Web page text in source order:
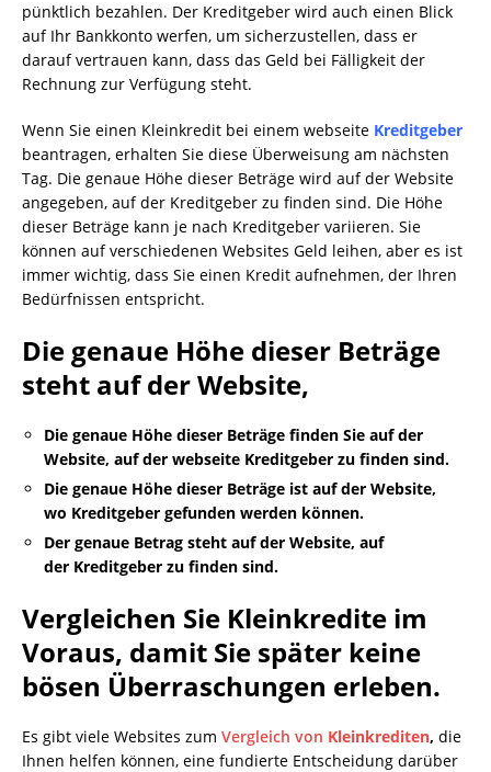
pünktlich bezahlen. Der Kreditgeber wird auch einen Blick
auf Ihr Bankkonto werfen, um sicherzustellen, dass er
darauf vertrauen kann, dass das Geld bei Fälligkeit der
Rechnung zur Verfügung steht.
Wenn Sie einen Kleinkredit bei einem webseite Kreditgeber
beantragen, erhalten Sie diese Überweisung am nächsten
Tag. Die genaue Höhe dieser Beträge wird auf der Website
angegeben, auf der Kreditgeber zu finden sind. Die Höhe
dieser Beträge kann je nach Kreditgeber variieren. Sie
können auf verschiedenen Websites Geld leihen, aber es ist
immer wichtig, dass Sie einen Kredit aufnehmen, der Ihren
Bedürfnissen entspricht.
Die genaue Höhe dieser Beträge
steht auf der Website,
Die genaue Höhe dieser Beträge finden Sie auf der
Website, auf der webseite Kreditgeber zu finden sind.
Die genaue Höhe dieser Beträge ist auf der Website,
wo Kreditgeber gefunden werden können.
Der genaue Betrag steht auf der Website, auf
der Kreditgeber zu finden sind.
Vergleichen Sie Kleinkredite im
Voraus, damit Sie später keine
bösen Überraschungen erleben.
Es gibt viele Websites zum Vergleich von Kleinkrediten, die
Ihnen helfen können, eine fundierte Entscheidung darüber